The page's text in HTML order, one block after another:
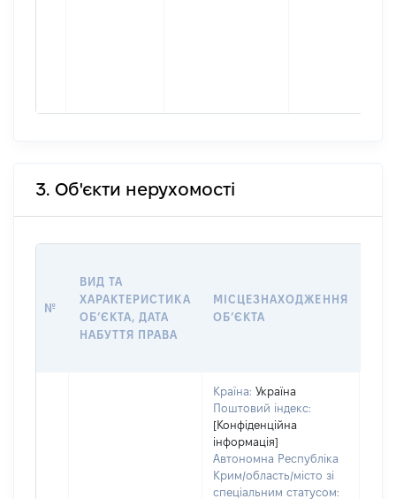
3. Об'єкти нерухомості
№
ВИД ТА
ХАРАКТЕРИСТИКА
ОБʼЄКТА, ДАТА
НАБУТТЯ ПРАВА
МІСЦЕЗНАХОДЖЕННЯ
ОБʼЄКТА
Країна: Україна
Поштовий індекс:
[Конфіденційна
інформація]
Автономна Республіка
Крим/область/місто зі
спеціальним статусом: